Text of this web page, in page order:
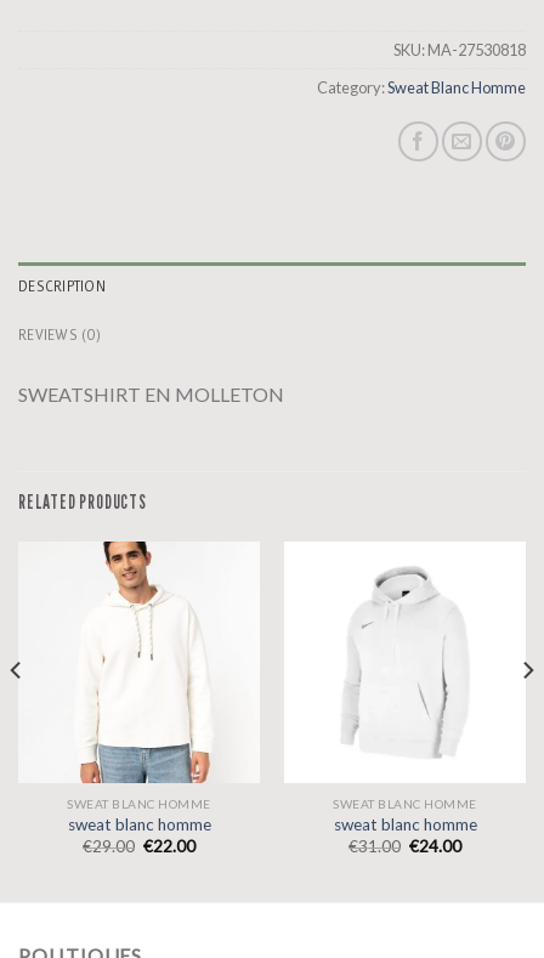
SKU:MA-27530818
Category:Sweat Blanc Homme
DESCRIPTION
REVIEWS (0)
SWEATSHIRT EN MOLLETON
RELATED PRODUCTS
SWEAT BLANC HOMME
sweat blanc homme
€29.00 €22.00
SWEAT BLANC HOMME
sweat blanc homme
€31.00 €24.00